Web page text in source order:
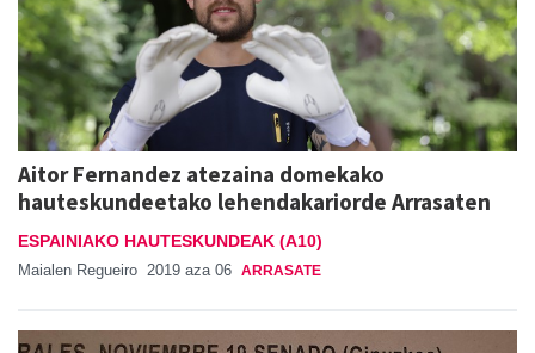
Aitor Fernandez atezaina domekako
hauteskundeetako lehendakariorde Arrasaten
ESPAINIAKO HAUTESKUNDEAK (A10)
Maialen Regueiro 2019 aza 06 ARRASATE